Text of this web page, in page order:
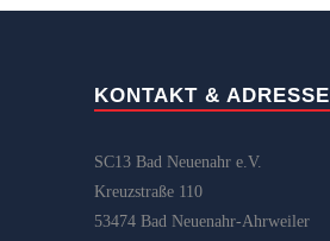
KONTAKT & ADRESSE
SC13 Bad Neuenahr e.V.
Kreuzstraße 110
53474 Bad Neuenahr-Ahrweiler